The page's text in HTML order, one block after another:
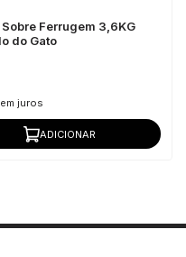
Ferrugem 3,6KG
do Gato
juros
ADICIONAR